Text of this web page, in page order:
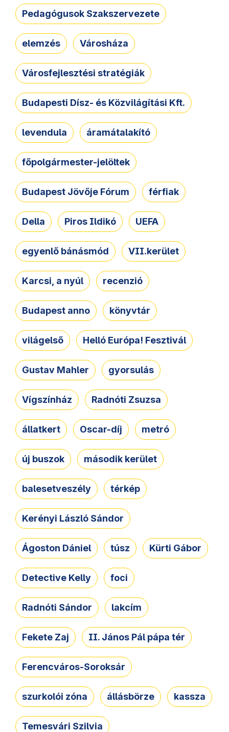
Pedagógusok Szakszervezete
elemzés Városháza
Városfejlesztési stratégiák
Budapesti Dísz- és Közvilágítási Kft.
levendula áramátalakító
főpolgármester-jelöltek
Budapest Jövője Fórum férfiak
Della Piros Ildikó UEFA
egyenlő bánásmód VII.kerület
Karcsi, a nyúl recenzió
Budapest anno könyvtár
világelső Helló Európa! Fesztivál
Gustav Mahler gyorsulás
Vígszínház Radnóti Zsuzsa
állatkert Oscar-díj metró
új buszok második kerület
balesetveszély térkép
Kerényi László Sándor
Ágoston Dániel túsz Kürti Gábor
Detective Kelly foci
Radnóti Sándor lakcím
Fekete Zaj II. János Pál pápa tér
Ferencváros-Soroksár
szurkolói zóna állásbörze kassza
Temesvári Szilvia